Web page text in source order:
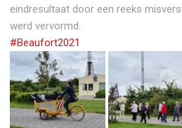
eindresultaat door een reeks
werd vervormd.
#Beaufort2021